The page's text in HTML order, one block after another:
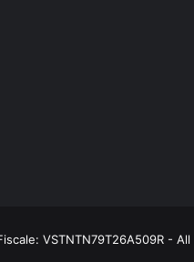
VSTNTN79T26A509R - All